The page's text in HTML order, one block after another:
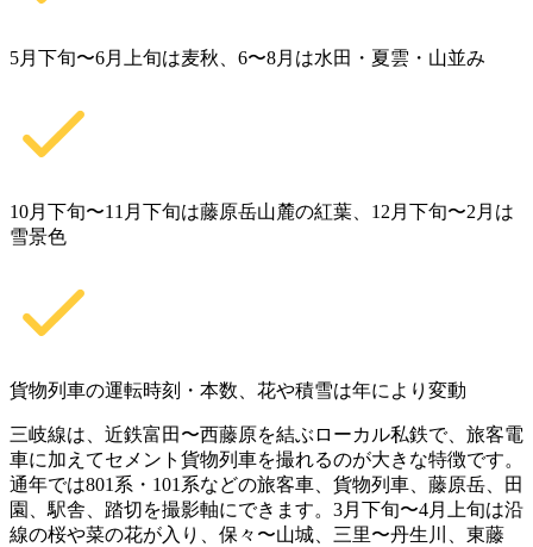
5月下旬〜6月上旬は麦秋、6〜8月は水田・夏雲・山並み
10月下旬〜11月下旬は藤原岳山麓の紅葉、12月下旬〜2月は
雪景色
貨物列車の運転時刻・本数、花や積雪は年により変動
三岐線は、近鉄富田〜西藤原を結ぶローカル私鉄で、旅客電
車に加えてセメント貨物列車を撮れるのが大きな特徴です。
通年では801系・101系などの旅客車、貨物列車、藤原岳、田
園、駅舎、踏切を撮影軸にできます。3月下旬〜4月上旬は沿
線の桜や菜の花が入り、保々〜山城、三里〜丹生川、東藤